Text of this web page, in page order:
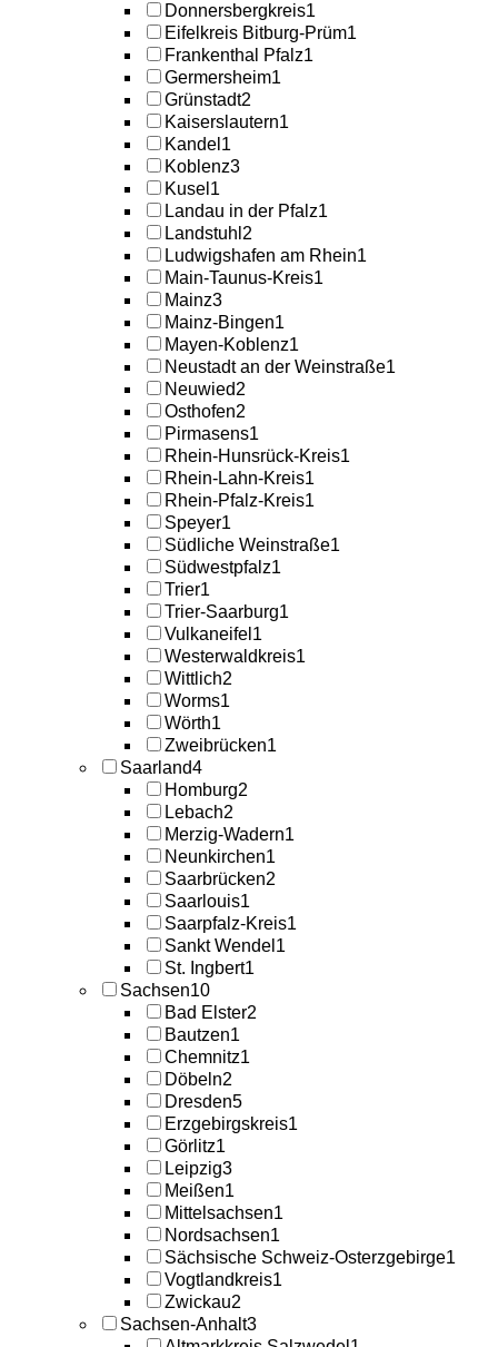
Donnersbergkreis1
Eifelkreis Bitburg-Prüm1
Frankenthal Pfalz1
Germersheim1
Grünstadt2
Kaiserslautern1
Kandel 1
Koblenz3
Kusel 1
Landau in der Pfalz1
Landstuhl 2
Ludwigshafen am Rhein1
Main-Taunus-Kreis1
Mainz3
Mainz-Bingen1
Mayen-Koblenz1
Neustadt an der Weinstraße1
Neuwied2
Osthofen2
Pirmasens1
Rhein-Hunsrück-Kreis1
Rhein-Lahn-Kreis1
Rhein-Pfalz-Kreis1
Speyer1
Südliche Weinstraße1
Südwestpfalz1
Trier1
Trier-Saarburg1
Vulkaneifel 1
Westerwaldkreis1
Wittlich2
Worms1
Wörth1
Zweibrücken1
Saarland4
Homburg2
Lebach2
Merzig-Wadern1
Neunkirchen1
Saarbrücken2
Saarlouis1
Saarpfalz-Kreis1
Sankt Wendel 1
St. Ingbert1
Sachsen10
Bad Elster2
Bautzen1
Chemnitz1
Döbeln2
Dresden5
Erzgebirgskreis1
Görlitz1
Leipzig3
Meißen1
Mittelsachsen1
Nordsachsen1
Sächsische Schweiz-Osterzgebirge1
Vogtlandkreis1
Zwickau2
Sachsen-Anhalt3